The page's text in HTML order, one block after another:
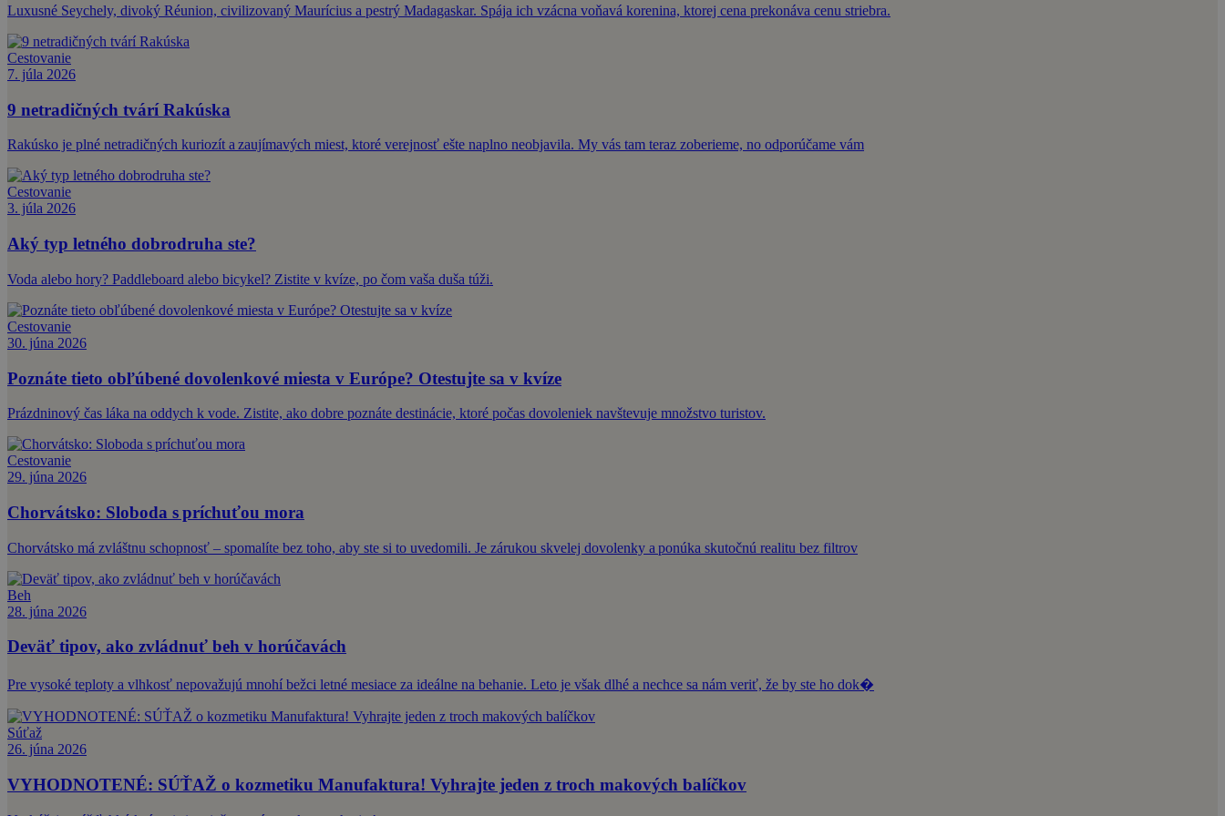
Luxusné Seychely, divoký Réunion, civilizovaný Maurícius a pestrý Madagaskar. Spája ich vzácna voňavá korenina, ktorej cena prekonáva cenu striebra.
Cestovanie
7. júla 2026
9 netradičných tvárí Rakúska
Rakúsko je plné netradičných kuriozít a zaujímavých miest, ktoré verejnosť ešte naplno neobjavila. My vás tam teraz zoberieme, no odporúčame vám
Cestovanie
3. júla 2026
Aký typ letného dobrodruha ste?
Voda alebo hory? Paddleboard alebo bicykel? Zistite v kvíze, po čom vaša duša túži.
Cestovanie
30. júna 2026
Poznáte tieto obľúbené dovolenkové miesta v Európe? Otestujte sa v kvíze
Prázdninový čas láka na oddych k vode. Zistite, ako dobre poznáte destinácie, ktoré počas dovoleniek navštevuje množstvo turistov.
Cestovanie
29. júna 2026
Chorvátsko: Sloboda s príchuťou mora
Chorvátsko má zvláštnu schopnosť – spomalíte bez toho, aby ste si to uvedomili. Je zárukou skvelej dovolenky a ponúka skutočnú realitu bez filtrov
Beh
28. júna 2026
Deväť tipov, ako zvládnuť beh v horúčavách
Pre vysoké teploty a vlhkosť nepovažujú mnohí bežci letné mesiace za ideálne na behanie. Leto je však dlhé a nechce sa nám veriť, že by ste ho dok�
Súťaž
26. júna 2026
VYHODNOTENÉ: SÚŤAŽ o kozmetiku Manufaktura! Vyhrajte jeden z troch makových balíčkov